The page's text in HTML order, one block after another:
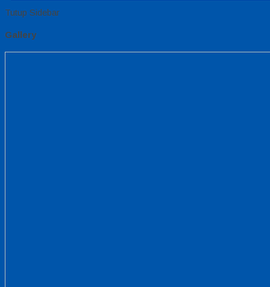
Tutup Sidebar
Gallery